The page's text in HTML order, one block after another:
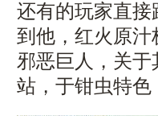
还有的玩家直
到他，红火原汁
邪恶巨人，关于
站，于钳虫特色